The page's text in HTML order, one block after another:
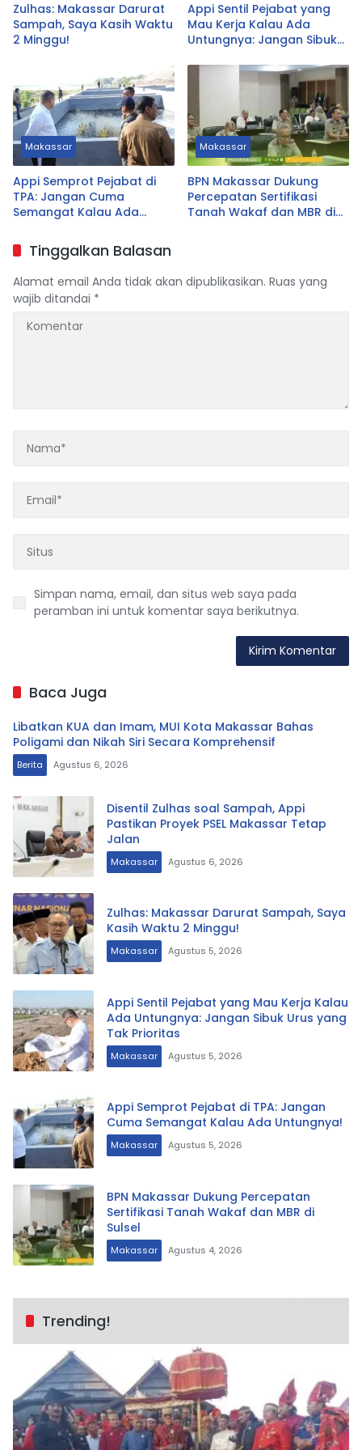
Zulhas: Makassar Darurat
Sampah, Saya Kasih Waktu
2 Minggu!
Appi Sentil Pejabat yang
Mau Kerja Kalau Ada
Untungnya: Jangan Sibuk
Makassar
Appi Semprot Pejabat di
TPA: Jangan Cuma
Semangat Kalau Ada
Makassar
BPN Makassar Dukung
Percepatan Sertifikasi
Tanah Wakaf dan MBR di
Tinggalkan Balasan
Alamat email Anda tidak akan dipublikasikan. Ruas yang
wajib ditandai *
Simpan nama, email, dan situs web saya pada
peramban ini untuk komentar saya berikutnya.
Baca Juga
Libatkan KUA dan Imam, MUI Kota Makassar Bahas
Poligami dan Nikah Siri Secara Komprehensif
Berita Agustus 6, 2026
Disentil Zulhas soal Sampah, Appi
Pastikan Proyek PSEL Makassar Tetap
Jalan
Makassar Agustus 6, 2026
Zulhas: Makassar Darurat Sampah, Saya
Kasih Waktu 2 Minggu!
Makassar Agustus 5, 2026
Appi Sentil Pejabat yang Mau Kerja Kalau
Ada Untungnya: Jangan Sibuk Urus yang
Tak Prioritas
Makassar Agustus 5, 2026
Appi Semprot Pejabat di TPA: Jangan
Cuma Semangat Kalau Ada Untungnya!
Makassar Agustus 5, 2026
BPN Makassar Dukung Percepatan
Sertifikasi Tanah Wakaf dan MBR di
Sulsel
Makassar Agustus 4, 2026
Trending!